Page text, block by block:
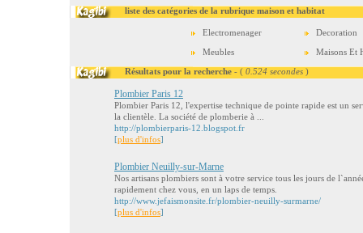
liste des catégories de la rubrique maison et habitat
Electromenager
Decoration
Meubles
Maisons Et
Résultats pour la recherche - ( 0.524 secondes )
Plombier Paris 12
Plombier Paris 12, l'expertise technique de pointe rapide est un
la clientèle. La société de plomberie à ...
http://plombierparis-12.blogspot.fr
[plus d'infos]
Plombier Neuilly-sur-Marne
Nos artisans plombiers sont à votre service tous les jours de
rapidement chez vous, en un laps de temps.
http://www.jefaismonsite.fr/plombier-neuilly-surmarne/
[plus d'infos]